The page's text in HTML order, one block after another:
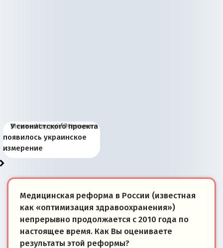
Киевская марионетка
Запада рассказала о
«переобувании» хозяев
В России назрели
перемены: 15 шагов к
суверенной экономике
Миграционный пожар
Европы
Россия начинает
сбрасывать балласт
Анкориджа
Россия зимой 1904
года: первые уступки во
внутренней политике
Русская нация вчера и
сегодня
Почему правый крах в
Варшаве не поможет её
отношениям с Россией?
Место Науру / Науэро в
современной истории
Южной Осетии
У сионистского проекта
появилось украинское
измерение
Медицинская реформа в России (известная
как «оптимизация здравоохранения»)
непрерывно продолжается с 2010 года по
настоящее время. Как Вы оцениваете
результаты этой реформы?